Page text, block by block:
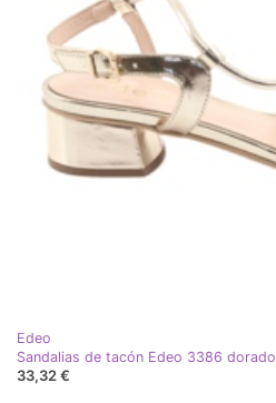
Edeo
Sandalias de tacón Edeo 3386 dorado
33,32 €